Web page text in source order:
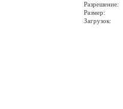
Разрешение:
Размер:
Загрузок: